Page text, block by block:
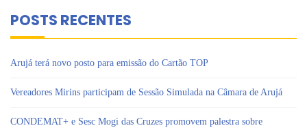
POSTS RECENTES
Arujá terá novo posto para emissão do Cartão TOP
Vereadores Mirins participam de Sessão Simulada na Câmara de Arujá
CONDEMAT+ e Sesc Mogi das Cruzes promovem palestra sobre